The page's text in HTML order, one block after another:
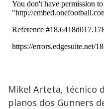
Mikel Arteta, técnico
planos dos Gunners